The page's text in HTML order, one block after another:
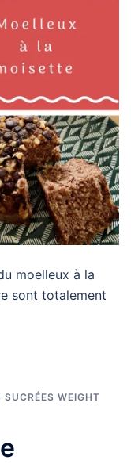
moelleux à la
sont totalement
SUCRÉES WEIGHT